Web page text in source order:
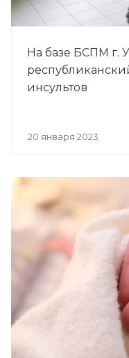
На базе БСПМ г.
инсультов
20 января 2023